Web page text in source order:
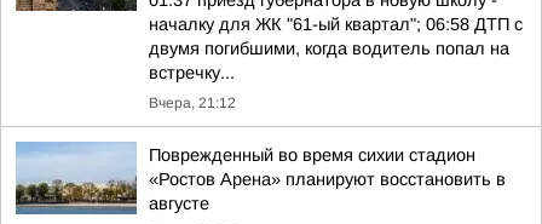
началку для ЖК "61-ый квартал"; 06:58 ДТП с
двумя погибшими, когда водитель попал на
встречку...
Вчера, 21:12
Поврежденный во время сихии стадион
«Ростов Арена» планируют восстановить в
августе